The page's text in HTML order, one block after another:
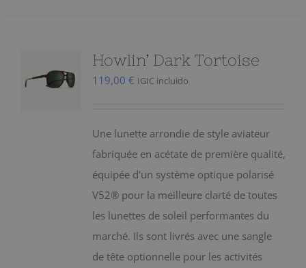
Howlin’ Dark Tortoise
119,00 € IGIC incluido
Une lunette arrondie de style aviateur
fabriquée en acétate de première qualité,
équipée d'un système optique polarisé
V52® pour la meilleure clarté de toutes
les lunettes de soleil performantes du
marché. Ils sont livrés avec une sangle
de tête optionnelle pour les activités